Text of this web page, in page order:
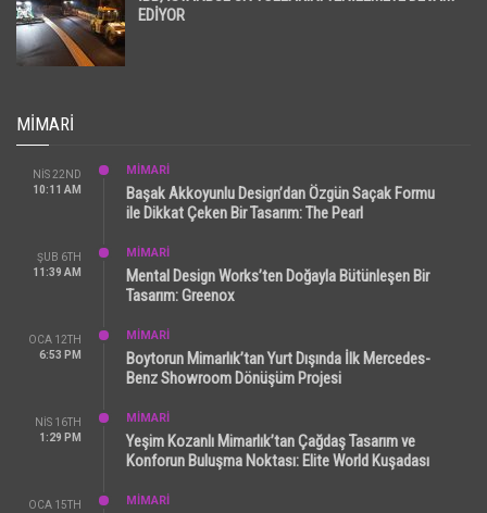
EDİYOR
MIMARI
NIS 22ND
10:11 AM
MİMARİ
Başak Akkoyunlu Design’dan Özgün Saçak Formu
ile Dikkat Çeken Bir Tasarım: The Pearl
ŞUB 6TH
11:39 AM
MİMARİ
Mental Design Works’ten Doğayla Bütünleşen Bir
Tasarım: Greenox
OCA 12TH
6:53 PM
MİMARİ
Boytorun Mimarlık’tan Yurt Dışında İlk Mercedes-
Benz Showroom Dönüşüm Projesi
NIS 16TH
1:29 PM
MİMARİ
Yeşim Kozanlı Mimarlık’tan Çağdaş Tasarım ve
Konforun Buluşma Noktası: Elite World Kuşadası
OCA 15TH
MİMARİ